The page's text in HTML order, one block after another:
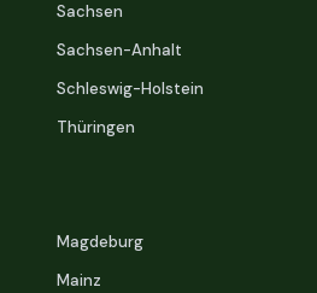
Sachsen
Sachsen-Anhalt
Schleswig-Holstein
Thüringen
Magdeburg
Mainz